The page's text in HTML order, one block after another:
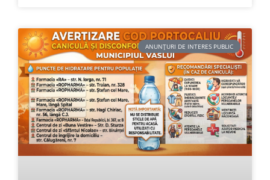
ANUNȚURI DE INTERES PUBLIC